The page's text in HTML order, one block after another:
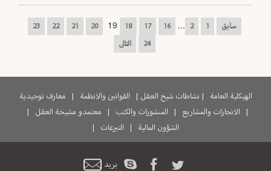
سابق 1
2
...
16
17
18
20
21
22
23
24
التالى
الهيكلية العامة | نشاطات شيخ العقل | القوانين والانظمة |
معارف توحيدية
|
الانجازات والمشاريع | المنشورات والكتب | معتمدو مشيخة العقل
|
الشؤون المالية
| التبرعات |
بريد